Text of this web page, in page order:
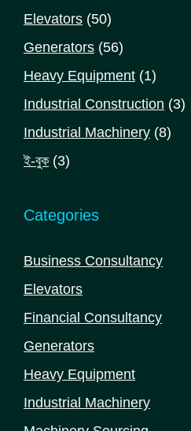
Elevators 5050
products
Generators 5656
products
Heavy Equipment 11
product
Industrial Construction 33
Industrial Machinery 88
ই-বুক 33
Categories
Business Consultancy
Elevators
Financial Consultancy
Generators
Heavy Equipment
Industrial Machinery